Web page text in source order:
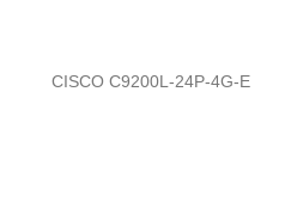
CISCO C9200L-24P-4G-E